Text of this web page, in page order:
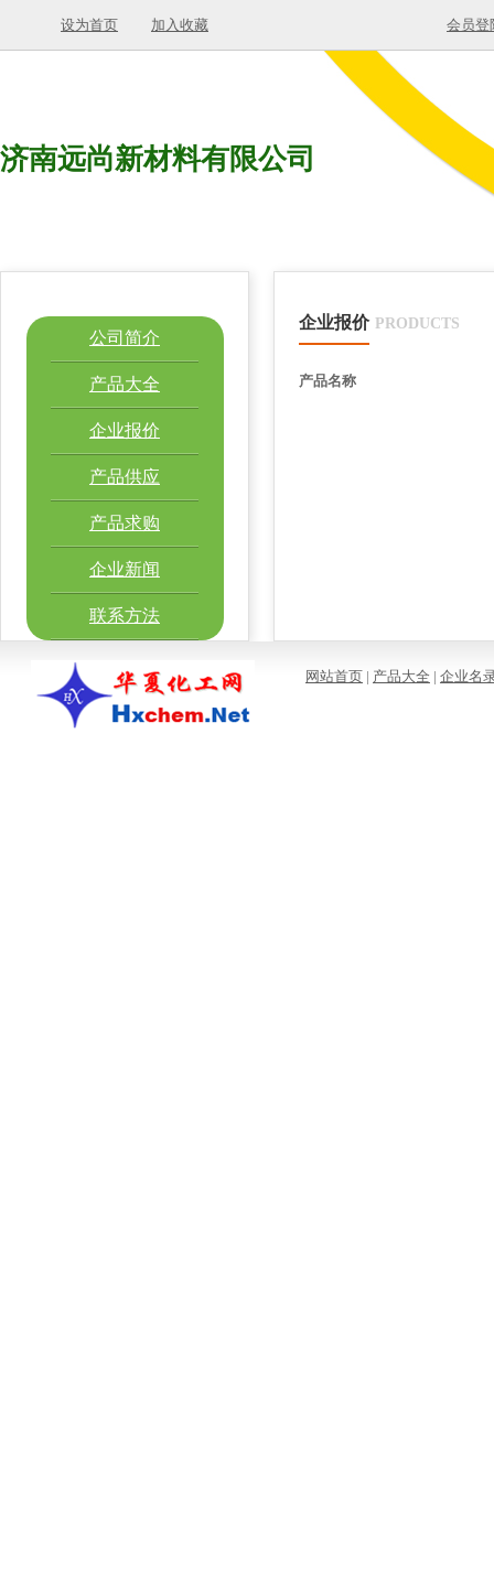
设为首页 加入收藏 会员登
济南远尚新材料有限公司
公司简介
产品大全
企业报价
产品供应
产品求购
企业新闻
联系方法
企业报价 PRODUCTS
产品名称
网站首页 | 产品大全 | 企业名